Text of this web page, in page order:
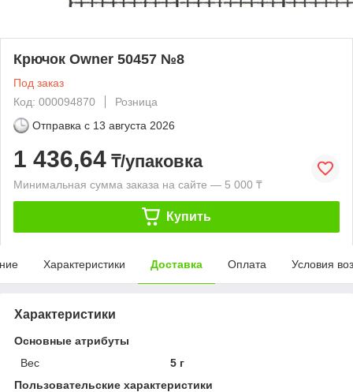
Крючок Owner 50457 №8
Под заказ
Код: 000094870
Розница
Отправка с 13 августа 2026
1 436,64 ₸/упаковка
Минимальная сумма заказа на сайте — 5 000 ₸
Купить
Характеристики Доставка Оплата Условия
Характеристики
Основные атрибуты
Вес
5 г
Пользовательские характеристики